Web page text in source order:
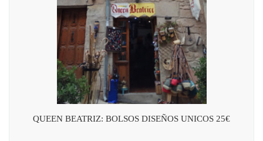
QUEEN BEATRIZ: BOLSOS DISEÑOS UNICOS 25€